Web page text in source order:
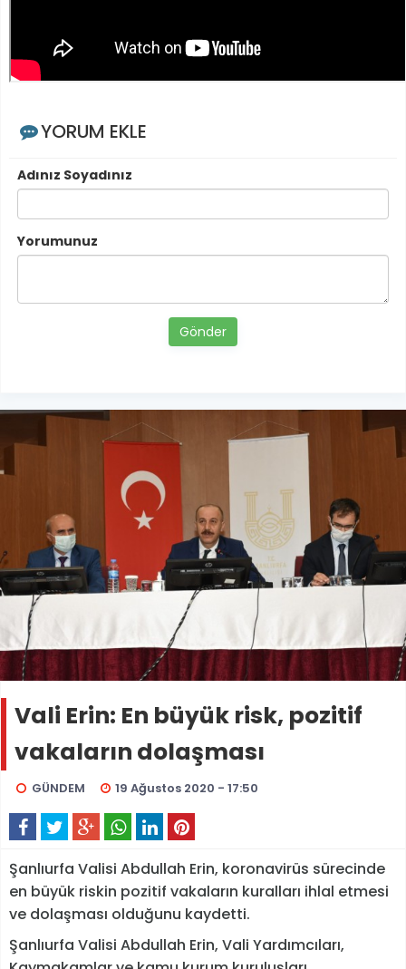
YORUM EKLE
Adınız Soyadınız
Yorumunuz
Gönder
Vali Erin: En büyük risk, pozitif
vakaların dolaşması
GÜNDEM 19 Ağustos 2020 - 17:50
Şanlıurfa Valisi Abdullah Erin, koronavirüs sürecinde
en büyük riskin pozitif vakaların kuralları ihlal etmesi
ve dolaşması olduğunu kaydetti.
Şanlıurfa Valisi Abdullah Erin, Vali Yardımcıları,